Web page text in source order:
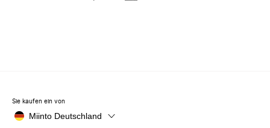
Sie kaufen ein von
Miinto Deutschland